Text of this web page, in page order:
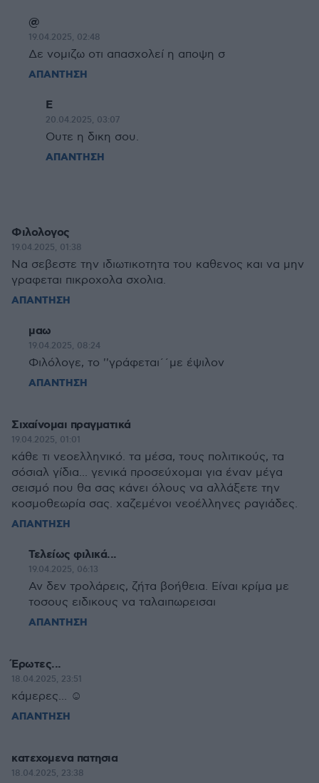
@
19.04.2025, 02:48
Δε νομιζω οτι απασχολεί η αποψη σ
ΑΠΑΝΤΗΣΗ
Ε
20.04.2025, 03:07
Ουτε η δικη σου.
ΑΠΑΝΤΗΣΗ
Φιλολογος
19.04.2025, 01:38
Να σεβεστε την ιδιωτικοτητα του καθενος και να μην
γραφεται πικροχολα σχολια.
ΑΠΑΝΤΗΣΗ
μαω
19.04.2025, 08:24
Φιλόλογε, το ''γράφεται΄΄με έψιλον
ΑΠΑΝΤΗΣΗ
Σιχαίνομαι πραγματικά
19.04.2025, 01:01
κάθε τι νεοελληνικό. τα μέσα, τους πολιτικούς, τα
σόσιαλ γίδια... γενικά προσεύχομαι για έναν μέγα
σεισμό που θα σας κάνει όλους να αλλάξετε την
κοσμοθεωρία σας. χαζεμένοι νεοέλληνες ραγιάδες.
ΑΠΑΝΤΗΣΗ
Τελείως φιλικά...
19.04.2025, 06:13
Αν δεν τρολάρεις, ζήτα βοήθεια. Είναι κρίμα με
τοσους ειδικους να ταλαιπωρεισαι
ΑΠΑΝΤΗΣΗ
Έρωτες...
18.04.2025, 23:51
κάμερες... ☺
ΑΠΑΝΤΗΣΗ
κατεχομενα πατησια
18.04.2025, 23:38